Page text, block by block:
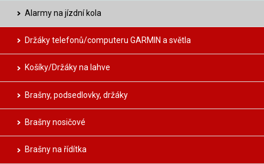
Alarmy na jízdní kola
Držáky telefonů/computeru GARMIN a světla
Košíky/Držáky na lahve
Brašny, podsedlovky, držáky
Brašny nosičové
Brašny na řídítka